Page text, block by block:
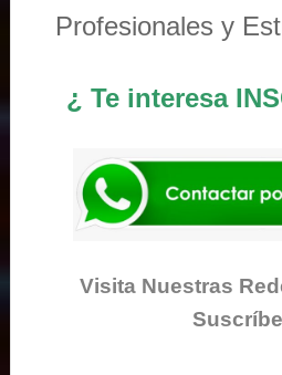
Profesionales y
¿ Te interesa
Visita Nuestras